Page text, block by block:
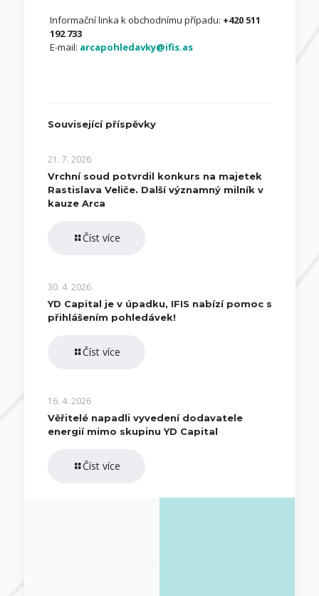
Informační linka k obchodnímu případu: +420 511
192 733
E-mail: arcapohledavky@ifis.as
Související příspěvky
21. 7. 2026
Vrchní soud potvrdil konkurs na majetek
Rastislava Veliče. Další významný milník v
kauze Arca
Číst více
30. 4. 2026
YD Capital je v úpadku, IFIS nabízí pomoc s
přihlášením pohledávek!
Číst více
16. 4. 2026
Věřitelé napadli vyvedení dodavatele
energií mimo skupinu YD Capital
Číst více